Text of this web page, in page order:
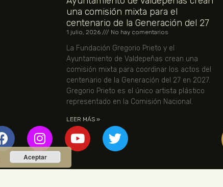
una comisión mixta para el
centenario de la Generación del 27
1 julio, 2026 No hay comentarios
La Fundación Gregorio Prieto y el
Ayuntamiento de Valdepeñas crean una
comisión mixta para coordinar los actos del
centenario de la Generación del 27 en 2027.
Gregorio Prieto es el único artista plástico
representado en la Comisión Nacional.
LEER MÁS »
Aceptar